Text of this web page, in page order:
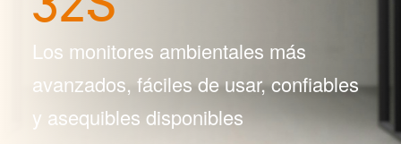
Los monitores ambientales más
avanzados, fáciles de usar, confiables
y asequibles disponibles